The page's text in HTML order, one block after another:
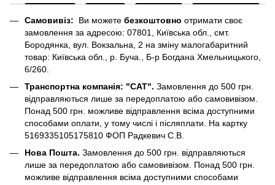
Самовивіз: Ви можете безкоштовно отримати своє
замовлення за адресою: 07801, Київська обл., смт.
Бородянка, вул. Вокзальна, 2 на зміну малогабаритний
товар: Київська обл., р. Буча., Б-р Богдана Хмельницького,
6/260.
Транспортна компанія: "САТ". Замовлення до 500 грн.
відправляються лише за передоплатою або самовивізом.
Понад 500 грн. можливе відправлення всіма доступними
способами оплати, у тому числі і післяплати. На картку
5169335105175810 ФОП Радкевич С.В.
Нова Пошта. Замовлення до 500 грн. відправляються
лише за передоплатою або самовивізом. Понад 500 грн.
можливе відправлення всіма доступними способами